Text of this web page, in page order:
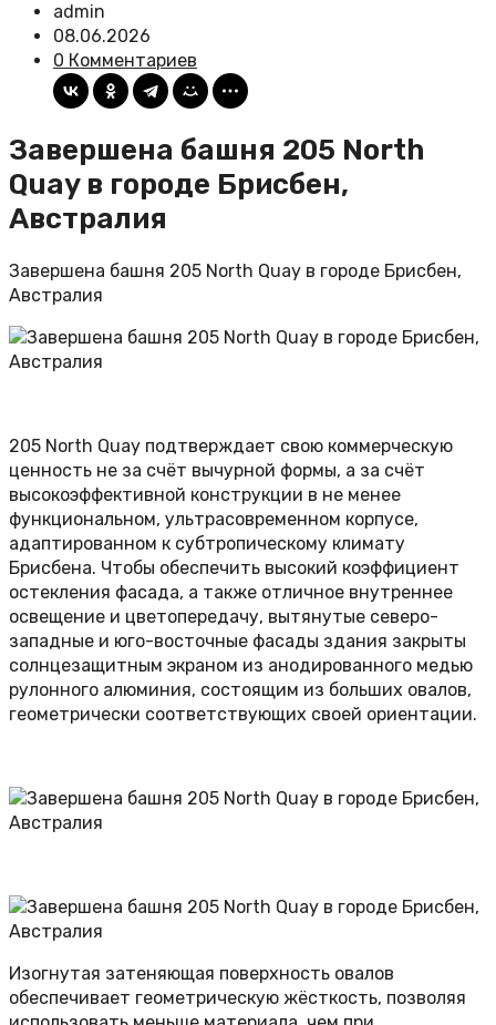
admin
08.06.2026
0 Комментариев
Завершена башня 205 North
Quay в городе Брисбен,
Австралия
Завершена башня 205 North Quay в городе Брисбен,
Австралия
205 North Quay подтверждает свою коммерческую
ценность не за счёт вычурной формы, а за счёт
высокоэффективной конструкции в не менее
функциональном, ультрасовременном корпусе,
адаптированном к субтропическому климату
Брисбена. Чтобы обеспечить высокий коэффициент
остекления фасада, а также отличное внутреннее
освещение и цветопередачу, вытянутые северо-
западные и юго-восточные фасады здания закрыты
солнцезащитным экраном из анодированного медью
рулонного алюминия, состоящим из больших овалов,
геометрически соответствующих своей ориентации.
Изогнутая затеняющая поверхность овалов
обеспечивает геометрическую жёсткость, позволяя